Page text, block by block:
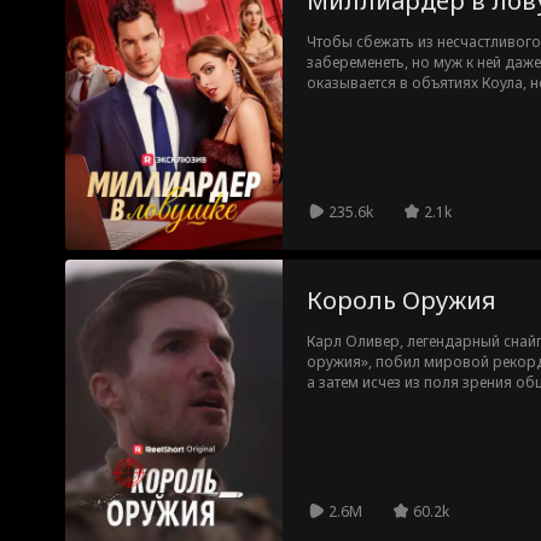
Чтобы сбежать из
забеременеть, но муж к ней
оказывается в объятиях Коула,
235.6k 2.1k
Король Оружия
Карл Оливер, легендарный
оружия», побил мировой
а затем исчез из поля зрения
Чтобы защитить Джейн,
приходит на помощь и
стрельбы, привлекая внимание
2.6M 60.2k